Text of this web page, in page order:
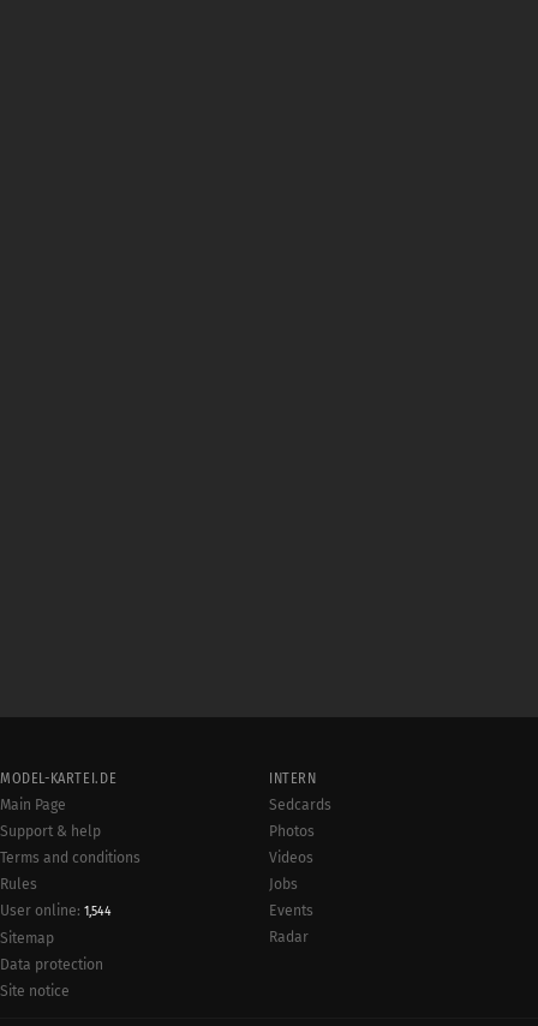
MODEL-KARTEI.DE
Main Page
Support & help
Terms and conditions
Rules
User online: 1,544
Sitemap
Data protection
Site notice
INTERN
Sedcards
Photos
Videos
Jobs
Events
Radar